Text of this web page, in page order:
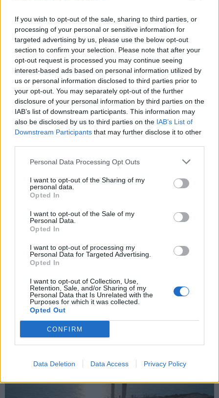
If you wish to opt-out of the sale, sharing to third parties, or
processing of your personal or sensitive information for
targeted advertising by us, please use the below opt-out
section to confirm your selection. Please note that after your
opt-out request is processed you may continue seeing
interest-based ads based on personal information utilized by
us or personal information disclosed to third parties prior to
your opt-out. You may separately opt-out of the further
disclosure of your personal information by third parties on the
IAB’s list of downstream participants. This information may
also be disclosed by us to third parties on the IAB’s List of
Downstream Participants that may further disclose it to other
Personal Data Processing Opt Outs
I want to opt-out of the Sharing of my
personal data.
Opted In
I want to opt-out of the Sale of my
Personal Data.
Opted In
I want to opt-out of processing my
Personal Data for Targeted Advertising.
Opted In
I want to opt-out of Collection, Use,
Retention, Sale, and/or Sharing of my
Personal Data that Is Unrelated with the
Purposes for which it was collected.
Opted Out
CONFIRM
Data Deletion Data Access Privacy Policy
Εγγραφή στο newsletter
Αποδέχομαι τους
και την πολιτική απορρήτου
X